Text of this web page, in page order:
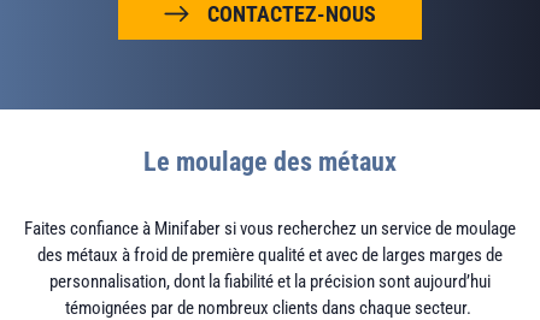
CONTACTEZ-NOUS
Le moulage des métaux
Faites confiance à Minifaber si vous recherchez un service de moulage
des métaux à froid de première qualité et avec de larges marges de
personnalisation, dont la fiabilité et la précision sont aujourd’hui
témoignées par de nombreux clients dans chaque secteur.